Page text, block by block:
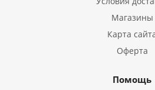
Магазины
Карта
Оферта
Помощь